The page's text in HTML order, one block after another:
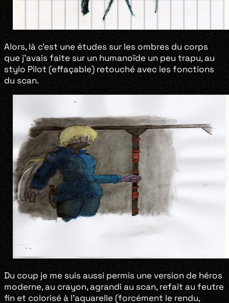
Alors, là c’est une études sur les ombres du corps
que j’avais faite sur un humanoïde un peu trapu, au
stylo Pilot (effaçable) retouché avec les fonctions
du scan.
Du coup je me suis aussi permis une version de héros
moderne, au crayon, agrandi au scan, refait au feutre
fin et colorisé à l’aquarelle (forcément le rendu,